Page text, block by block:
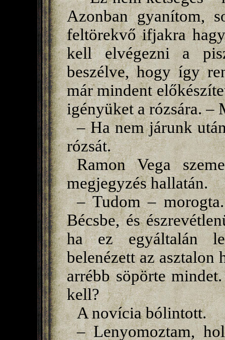
Azonban gyanítom,
feltörekvő ifjakra
kell elvégezni a
beszélve, hogy így
már mindent
igényüket a rózsára. –
– Ha nem járunk
rózsát.
Ramon Vega
megjegyzés hallatán.
– Tudom –
Bécsbe, és
ha ez egyáltalán
belenézett az asztalon
arrébb söpörte
kell?
A novícia bólintott.
– Lenyomoztam,